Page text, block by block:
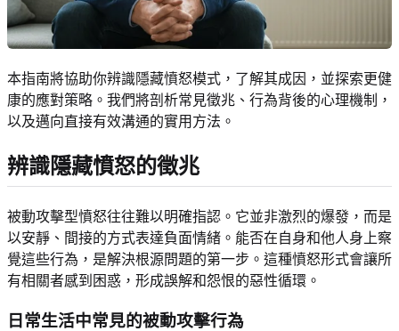
本指南將協助你辨識隱藏憤怒模式，了解其成因，並探索更健
康的應對策略。我們將剖析常見徵兆、行為背後的心理機制，
以及邁向直接有效溝通的實用方法。
辨識隱藏憤怒的徵兆
被動攻擊型憤怒往往難以明確指認。它並非激烈的爆發，而是
以安靜、間接的方式表達負面情緒。能否在自身和他人身上察
覺這些行為，是解決根源問題的第一步。這種憤怒形式會讓所
有相關者感到困惑，形成誤解和怨恨的惡性循環。
日常生活中常見的被動攻擊行為